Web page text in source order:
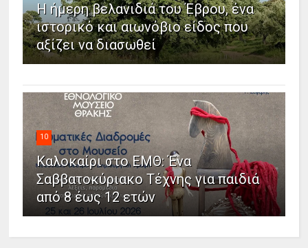
Η ήμερη βελανιδιά του Έβρου, ένα
ιστορικό και αιωνόβιο είδος που
αξίζει να διασωθεί
10
Καλοκαίρι στο ΕΜΘ: Ένα
Σαββατοκύριακο Τέχνης για παιδιά
από 8 έως 12 ετών